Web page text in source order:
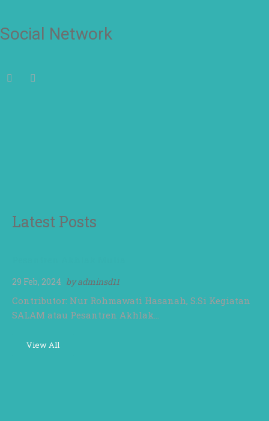
Social Network
Latest Posts
29 Feb, 2024 byadminsd11
Contributor: Nur Rohmawati Hasanah, S.Si Kegiatan
SALAM atau Pesantren Akhlak…
View All